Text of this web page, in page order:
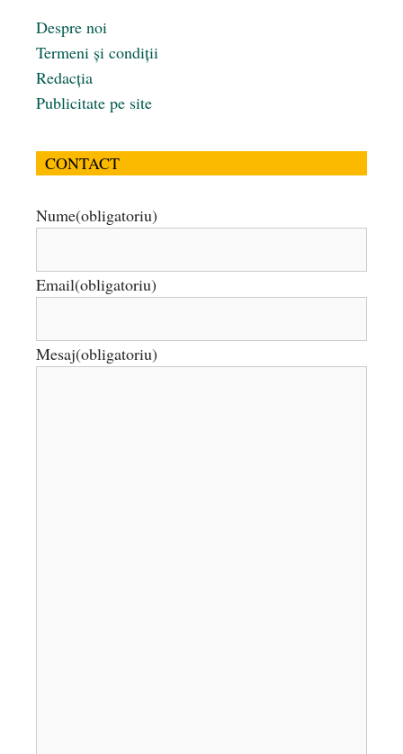
Despre noi
Termeni și condiții
Redacția
Publicitate pe site
CONTACT
Nume(obligatoriu)
Email(obligatoriu)
Mesaj(obligatoriu)